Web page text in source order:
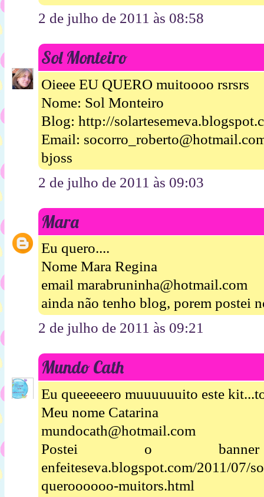
2 de julho de 2011 às 08:58
Sol Monteiro
Oieee EU QUERO muitoooo rsrsrs
Nome: Sol Monteiro
Blog: http://
Email:
bjoss
2 de julho de 2011 às 09:03
Mara
Eu quero....
Nome Mara Regina
email marabruninha@hotmail.com
ainda não tenho blog, porem postei
2 de julho de 2011 às 09:21
Mundo Cath
Eu queeeeero muuuuuuito este
Meu nome Catarina
mundocath@hotmail.com
Postei o banner
enfeiteseva.blogspot.com/2011/07/
queroooooo-muitors.html